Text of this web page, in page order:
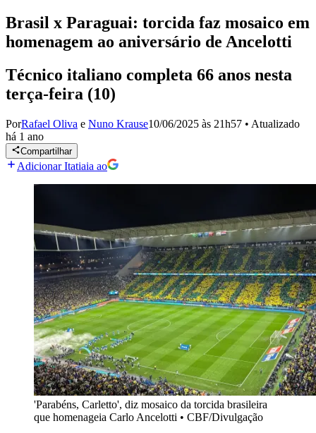
Brasil x Paraguai: torcida faz mosaico em
homenagem ao aniversário de Ancelotti
Técnico italiano completa 66 anos nesta
terça-feira (10)
PorRafael Oliva e Nuno Krause10/06/2025 às 21h57 • Atualizado
há 1 ano
Compartilhar
Adicionar Itatiaia ao
'Parabéns, Carletto', diz mosaico da torcida brasileira
que homenageia Carlo Ancelotti • CBF/Divulgação